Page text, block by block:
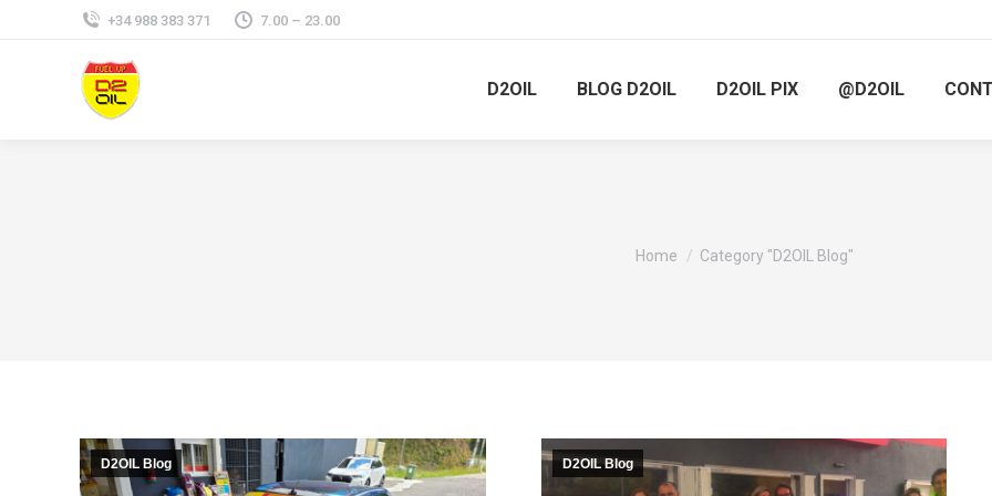
+34 988 383 371 7.00 – 23.00
D2OIL BLOG D2OIL D2OIL PIX @D2OIL
You are here:
Home Category "D2OIL Blog"
D2OIL Blog D2OIL Blog